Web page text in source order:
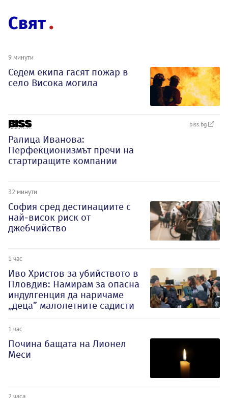
Свят
9 минути
Седем екипа гасят пожар в
село Висока могила
biss.bg
Ралица Иванова:
Перфекционизмът пречи на
стартиращите компании
32 минути
София сред дестинациите с
най-висок риск от
джебчийство
1 час
Иво Христов за убийството в
Пловдив: Намирам за опасна
индулгенция да наричаме
„деца” малолетните садисти
1 час
Почина бащата на Лионел
Меси
2 часа